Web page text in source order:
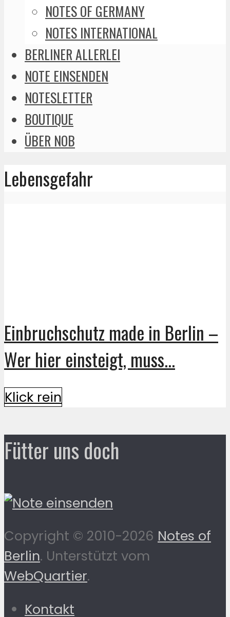
NOTES OF GERMANY
NOTES INTERNATIONAL
BERLINER ALLERLEI
NOTE EINSENDEN
NOTESLETTER
BOUTIQUE
ÜBER NOB
Lebensgefahr
Einbruchschutz made in Berlin –
Wer hier einsteigt, muss...
Klick rein
Fütter uns doch
Copyright © 2010-2026 Notes of
Berlin. Unterstützt vom
WebQuartier.
Kontakt